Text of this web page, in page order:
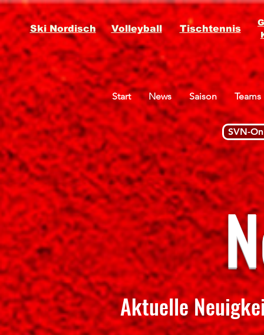
Ski Nordisch Volleyball Tischtennis
Start News Saison Teams
SVN-
Aktuelle